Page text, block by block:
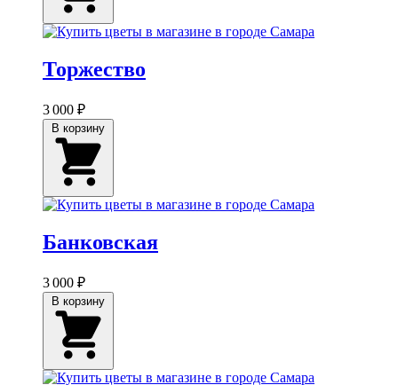
Торжество
3 000 ₽
Банковская
3 000 ₽